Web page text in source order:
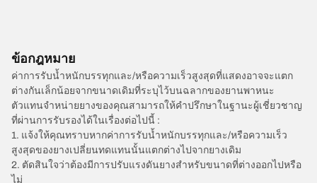
ข้อกฎหมาย
ค่าการรับน้ำหนักบรรทุกและ/หรือความเร็วสูงสุดที่แสดงอาจจะแตก
ต่างกันเล็กน้อยจากขนาดเดิมที่ระบุไว้บนฉลากของยานพาหนะ
ตัวแทนจำหน่ายยางของคุณสามารถให้คำปรึกษาในฐานะผู้เชี่ยวชาญ
ที่ผ่านการรับรองได้ในเรื่องต่อไปนี้ :
1. แจ้งให้คุณทราบหากค่าการรับน้ำหนักบรรทุกและ/หรือความเร็ว
สูงสุดของยางเปลี่ยนทดแทนนั้นแตกต่างไปจากยางเดิม
2. ตัดสินใจว่าต้องมีการปรับแรงดันยางสำหรับขนาดที่ต่างออกไปหรือ
ไม่